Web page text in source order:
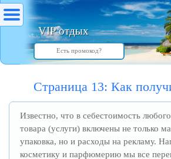
VIP отдых
Страница 13: Как
Известно, что в себестоимость
товара (услуги) включены не только
упаковка, но и расходы на рекламу.
косметику и парфюмерию мы все